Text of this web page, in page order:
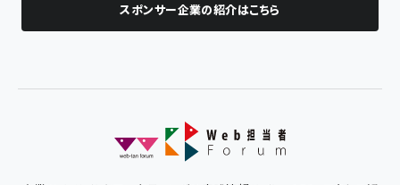
スポンサー企業の紹介はこちら